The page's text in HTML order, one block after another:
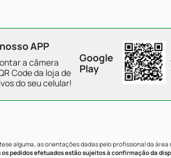
APP
a câmera
Code da loja de
do seu celular!
Google
Play
alguma, as orientações dadas pelo profissional da área
os pedidos efetuados estão sujeitos à confirmação da